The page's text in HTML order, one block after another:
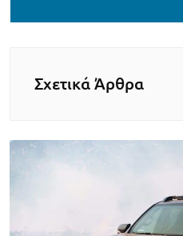
Σχετικά Άρθρα